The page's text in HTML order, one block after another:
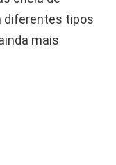
diferentes tipos
mais